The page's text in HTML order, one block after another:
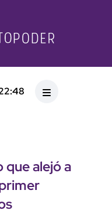
que alejó a